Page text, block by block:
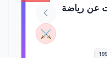
عن رياضة
⚔️